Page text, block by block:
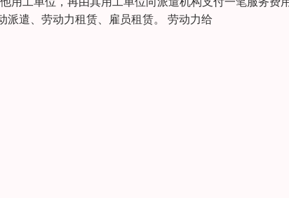
遣、劳动力租赁、雇员租赁。 劳动力给